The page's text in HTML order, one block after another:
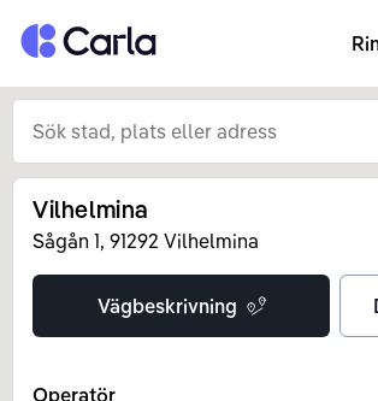
Tillbaka till startsidan
Vilhelmina
Sågån 1, 91292 Vilhelmina
Vägbeskrivning
Operatör